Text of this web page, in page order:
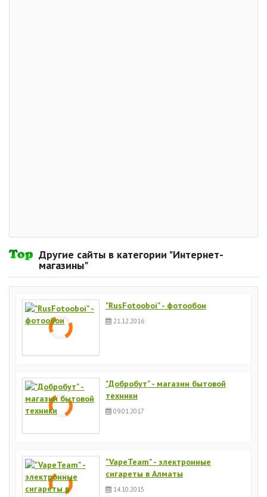
Другие сайты в категории "Интернет-
магазины"
"RusFotooboi" - фотообои
21.12.2016
"Добробут" - магазин бытовой
техники
09.01.2017
"VapeTeam" - электронные
сигареты в Алматы
14.10.2015